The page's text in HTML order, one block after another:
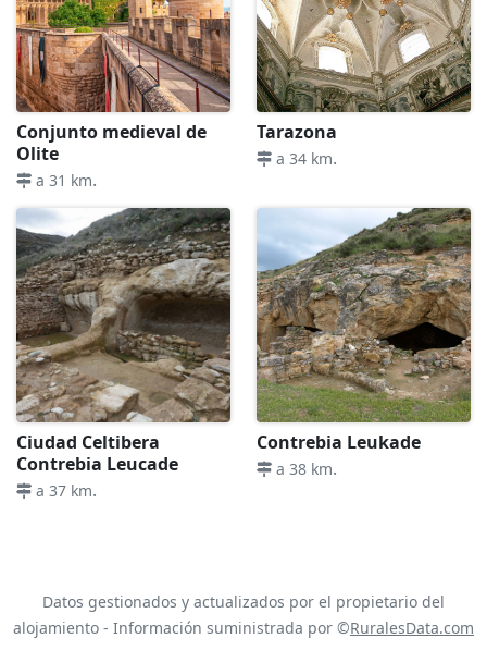
Conjunto medieval de
Olite
a 31 km.
Tarazona
a 34 km.
Ciudad Celtibera
Contrebia Leucade
a 37 km.
Contrebia Leukade
a 38 km.
Datos gestionados y actualizados por el propietario del
alojamiento - Información suministrada por ©RuralesData.com